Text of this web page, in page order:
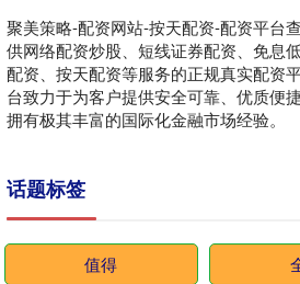
聚美策略-配资网站-按天配资-配资平台
供网络配资炒股、短线证券配资、免息
配资、按天配资等服务的正规真实配资
台致力于为客户提供安全可靠、优质便
拥有极其丰富的国际化金融市场经验。
话题标签
值得